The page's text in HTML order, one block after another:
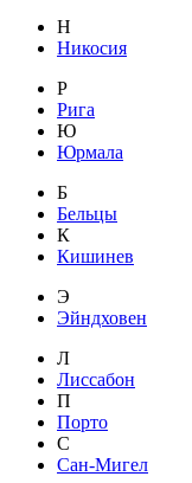
Н
Никосия
Р
Рига
Ю
Юрмала
Б
Бельцы
К
Кишинев
Э
Эйндховен
Л
Лиссабон
П
Порто
С
Сан-Мигел